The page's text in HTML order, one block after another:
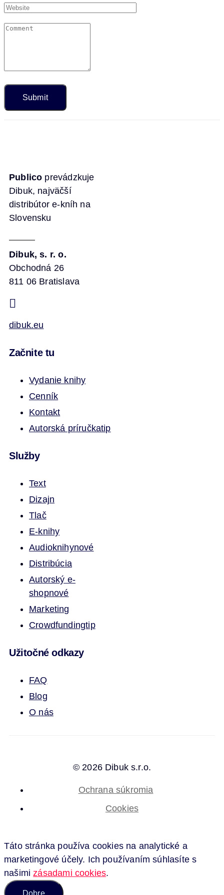
Publico prevádzkuje
Dibuk, najväčší
distribútor e-kníh na
Slovensku
Dibuk, s. r. o.
Obchodná 26
811 06 Bratislava
dibuk.eu
Začnite tu
Vydanie knihy
Cenník
Kontakt
Autorská príručkatip
Služby
Text
Dizajn
Tlač
E-knihy
Audioknihynové
Distribúcia
Autorský e-
shopnové
Marketing
Crowdfundingtip
Užitočné odkazy
FAQ
Blog
O nás
© 2026 Dibuk s.r.o.
Ochrana súkromia
Cookies
Táto stránka používa cookies na analytické a
marketingové účely. Ich používaním súhlasíte s
našimizásadami cookies.